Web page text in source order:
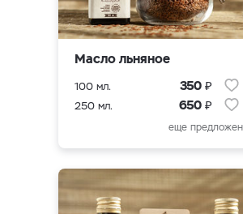
Масло льняное
100 мл. 350 ₽
250 мл. 650 ₽
еще